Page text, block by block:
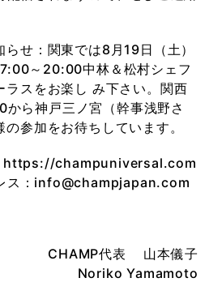
せ：関東では8月19日（土）
～20:00中林＆松村シェフ
ラスをお楽し み下さい。関西
ら神戸三ノ宮（幹事浅野さ
参加をお待ちしています。
https://champuniversal.com
ス：info@champjapan.com
CHAMP代表 山本儀子
Noriko Yamamoto